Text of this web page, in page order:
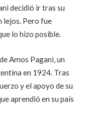
decidió ir tras su
lejos. Pero fue
lo hizo posible.
Amos Pagani, un
en 1924. Tras
y el apoyo de su
aprendió en su país